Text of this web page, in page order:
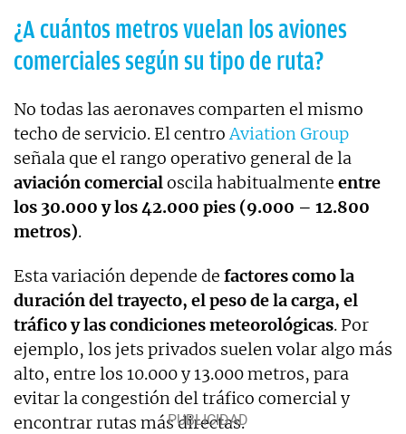
¿A cuántos metros vuelan los aviones
comerciales según su tipo de ruta?
No todas las aeronaves comparten el mismo
techo de servicio. El centroAviation Group
señala que el rango operativo general de la
aviación comercialoscila habitualmente entre
los 30.000 y los 42.000 pies (9.000 – 12.800
metros).
Esta variación depende de factores como la
duración del trayecto, el peso de la carga, el
tráfico y las condiciones meteorológicas. Por
ejemplo, los jets privados suelen volar algo más
alto, entre los 10.000 y 13.000 metros, para
evitar la congestión del tráfico comercial y
encontrar rutas más directas.